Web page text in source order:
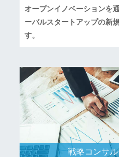
オープンイノベーションを
ーバルスタートアップの新
す。
戦略コンサ